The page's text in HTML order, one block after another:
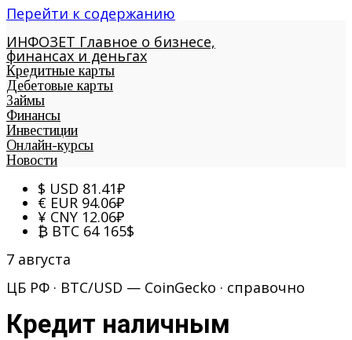
Перейти к содержанию
ИНФОЗЕТ Главное о бизнесе,
финансах и деньгах
Кредитные карты
Дебетовые карты
Займы
Финансы
Инвестиции
Онлайн-курсы
Новости
$ USD 81.41₽
€ EUR 94.06₽
¥ CNY 12.06₽
₿ BTC 64 165$
7 августа
ЦБ РФ · BTC/USD — CoinGecko · справочно
Кредит наличным